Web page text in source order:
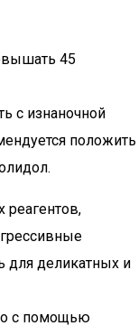
45
с изнаночной
положить
реагентов,
для деликатных и
с помощью